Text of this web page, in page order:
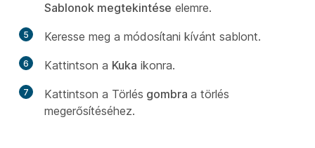
Sablonok megtekintése elemre.
5 Keresse meg a módosítani kívánt sablont.
6 Kattintson a Kuka ikonra.
7 Kattintson a Törlés gombra a törlés
megerősítéséhez.